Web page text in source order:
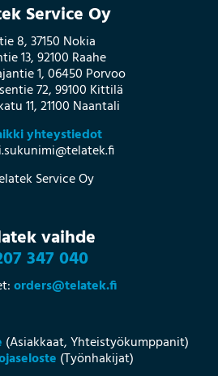
Service Oy
8, 37150 Nokia
13, 92100 Raahe
1, 06450 Porvoo
72, 99100 Kittilä
11, 21100 Naantali
yhteystiedot
Service Oy
vaihde
347 040
orders@telatek.fi
(Asiakkaat, Yhteistyökumppanit)
(Työnhakijat)